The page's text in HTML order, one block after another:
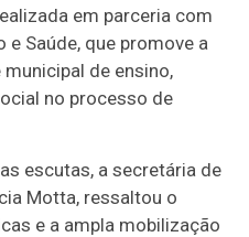
em parceria com
Saúde, que promove a
de ensino,
no processo de
escutas, a secretária de
Motta, ressaltou o
e a ampla mobilização